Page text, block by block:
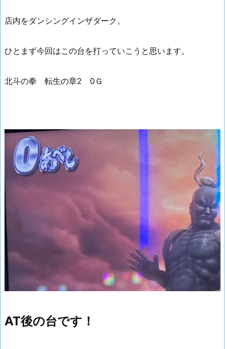
店内をダンシングインザダーク。
ひとまず今回はこの台を打っていこうと思います。
北斗の拳 転生の章2 0Ｇ
AT後の台です！